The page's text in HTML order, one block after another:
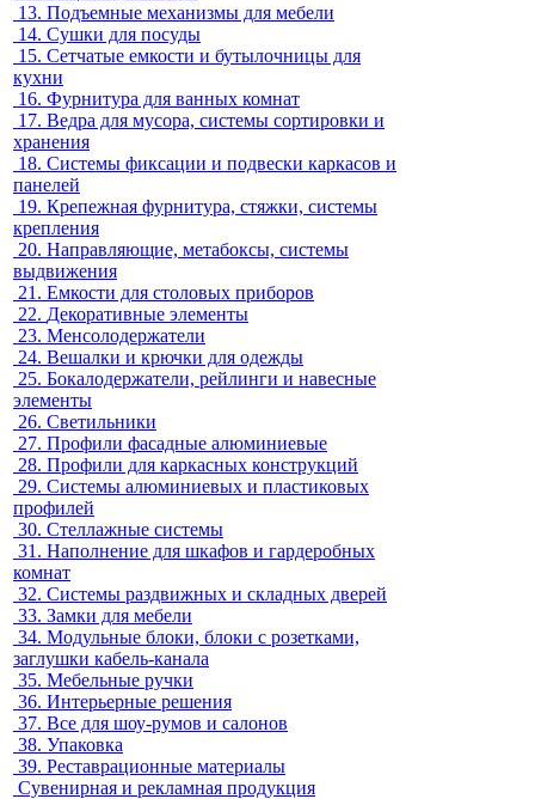
13. Подъемные механизмы для мебели
14. Сушки для посуды
15. Сетчатые емкости и бутылочницы для
кухни
16. Фурнитура для ванных комнат
17. Ведра для мусора, системы сортировки и
хранения
18. Системы фиксации и подвески каркасов и
панелей
19. Крепежная фурнитура, стяжки, системы
крепления
20. Направляющие, метабоксы, системы
выдвижения
21. Емкости для столовых приборов
22. Декоративные элементы
23. Менсолодержатели
24. Вешалки и крючки для одежды
25. Бокалодержатели, рейлинги и навесные
элементы
26. Светильники
27. Профили фасадные алюминиевые
28. Профили для каркасных конструкций
29. Системы алюминиевых и пластиковых
профилей
30. Стеллажные системы
31. Наполнение для шкафов и гардеробных
комнат
32. Системы раздвижных и складных дверей
33. Замки для мебели
34. Модульные блоки, блоки с розетками,
заглушки кабель-канала
35. Мебельные ручки
36. Интерьерные решения
37. Все для шоу-румов и салонов
38. Упаковка
39. Реставрационные материалы
Сувенирная и рекламная продукция